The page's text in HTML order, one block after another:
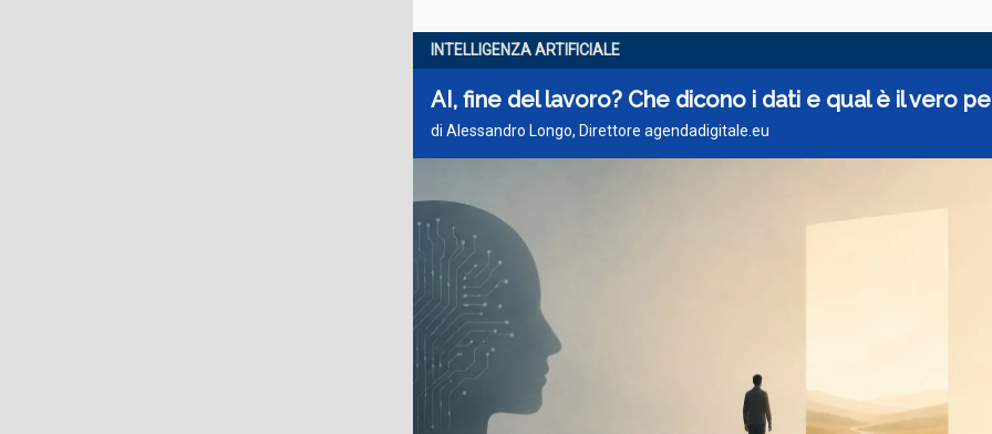
INTELLIGENZA ARTIFICIALE
AI, fine del lavoro? Che dicono i dati e qual è il vero
di Alessandro Longo, Direttore agendadigitale.eu